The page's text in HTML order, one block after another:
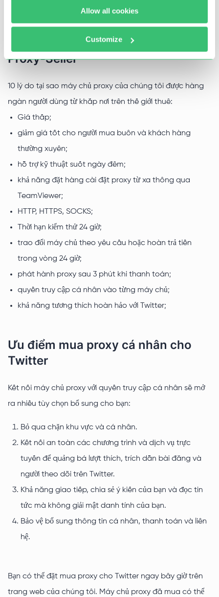
Allow all cookies
Customize
Tại sao nên mua proxy Twitter tại
Proxy-Seller
10 lý do tại sao máy chủ proxy của chúng tôi được hàng
ngàn người dùng từ khắp nơi trên thế giới thuê:
Giá thấp;
giảm giá tốt cho người mua buôn và khách hàng
thường xuyên;
hỗ trợ kỹ thuật suốt ngày đêm;
khả năng đặt hàng cài đặt proxy từ xa thông qua
TeamViewer;
HTTP, HTTPS, SOCKS;
Thời hạn kiểm thử 24 giờ;
trao đổi máy chủ theo yêu cầu hoặc hoàn trả tiền
trong vòng 24 giờ;
phát hành proxy sau 3 phút khi thanh toán;
quyền truy cập cá nhân vào từng máy chủ;
khả năng tương thích hoàn hảo với Twitter;
Ưu điểm mua proxy cá nhân cho
Twitter
Kết nối máy chủ proxy với quyền truy cập cá nhân sẽ mở
ra nhiều tùy chọn bổ sung cho bạn:
Bỏ qua chặn khu vực và cá nhân.
Kết nối an toàn các chương trình và dịch vụ trực
tuyến để quảng bá lượt thích, trích dẫn bài đăng và
người theo dõi trên Twitter.
Khả năng giao tiếp, chia sẻ ý kiến ​​​​của bạn và đọc tin
tức mà không giải mật danh tính của bạn.
Bảo vệ bổ sung thông tin cá nhân, thanh toán và liên
hệ.
Bạn có thể đặt mua proxy cho Twitter ngay bây giờ trên
trang web của chúng tôi. Máy chủ proxy đã mua có thể